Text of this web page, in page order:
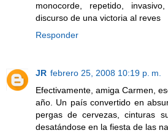
monocorde, repetido,
discurso de una victoria al reves
Responder
JR febrero 25, 2008 10:19 p. m.
Efectivamente, amiga Carmen,
año. Un país convertido en
pergas de cervezas, cinturas
desatándose en la fiesta de las